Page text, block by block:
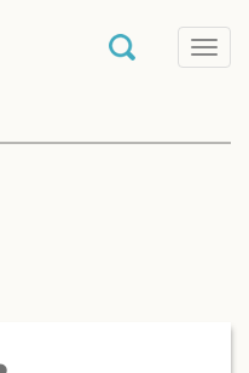
T
o